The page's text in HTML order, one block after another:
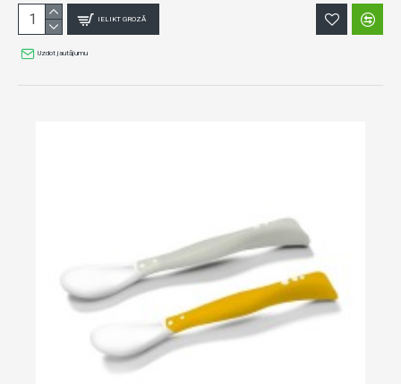
IELIKT GROZĀ
Uzdot jautājumu